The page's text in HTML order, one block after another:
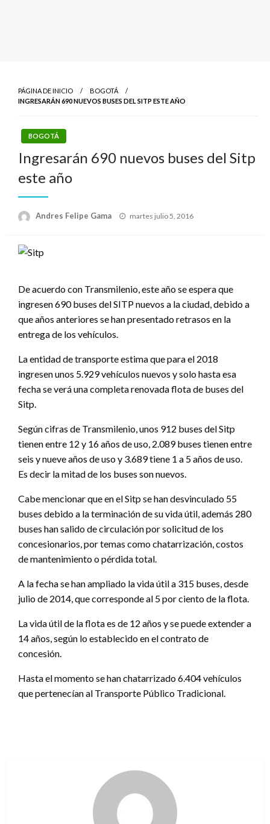
PÁGINA DE INICIO
BOGOTÁ
INGRESARÁN 690 NUEVOS BUSES DEL SITP ESTE AÑO
BOGOTÁ
Ingresarán 690 nuevos buses del Sitp
este año
Andres Felipe Gama
Publicado
martes julio 5, 2016
De acuerdo con Transmilenio, este año se espera que
ingresen 690 buses del SITP nuevos a la ciudad, debido a
que años anteriores se han presentado retrasos en la
entrega de los vehículos.
La entidad de transporte estima que para el 2018
ingresen unos 5.929 vehículos nuevos y solo hasta esa
fecha se verá una completa renovada flota de buses del
Sitp.
Según cifras de Transmilenio, unos 912 buses del Sitp
tienen entre 12 y 16 años de uso, 2.089 buses tienen entre
seis y nueve años de uso y 3.689 tiene 1 a 5 años de uso.
Es decir la mitad de los buses son nuevos.
Cabe mencionar que en el Sitp se han desvinculado 55
buses debido a la terminación de su vida útil, además 280
buses han salido de circulación por solicitud de los
concesionarios, por temas como chatarrización, costos
de mantenimiento o pérdida total.
A la fecha se han ampliado la vida útil a 315 buses, desde
julio de 2014, que corresponde al 5 por ciento de la flota.
La vida útil de la flota es de 12 años y se puede extender a
14 años, según lo establecido en el contrato de
concesión.
Hasta el momento se han chatarrizado 6.404 vehículos
que pertenecían al Transporte Público Tradicional.